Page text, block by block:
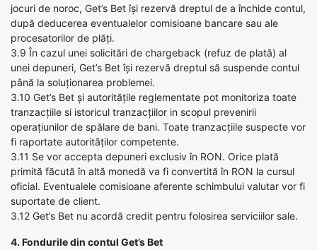
jocuri de noroc, Get’s Bet își rezervă dreptul de a închide contul,
după deducerea eventualelor comisioane bancare sau ale
procesatorilor de plăți.
3.9 În cazul unei solicitări de chargeback (refuz de plată) al
unei depuneri, Get’s Bet își rezervă dreptul să suspende contul
până la soluționarea problemei.
3.10 Get’s Bet și autoritățile reglementate pot monitoriza toate
tranzacțiile si istoricul tranzacțiilor in scopul prevenirii
operațiunilor de spălare de bani. Toate tranzacțiile suspecte vor
fi raportate autorităților competente.
3.11 Se vor accepta depuneri exclusiv în RON. Orice plată
primită făcută în altă monedă va fi convertită în RON la cursul
oficial. Eventualele comisioane aferente schimbului valutar vor fi
suportate de client.
3.12 Get’s Bet nu acordă credit pentru folosirea serviciilor sale.
4. Fondurile din contul Get’s Bet